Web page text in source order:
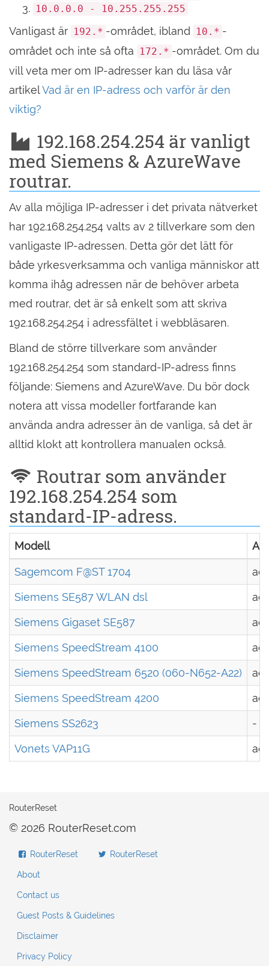
10.0.0.0 - 10.255.255.255
Vanligast är 192.* -området, ibland 10.* -
området och inte så ofta
172.* -området. Om du
vill veta mer om IP-adresser kan du läsa vår
artikelVad är en IP-adress och varför är den
viktig?
192.168.254.254 är vanligt
med Siemens & AzureWave
routrar.
Av alla möjliga IP-adresser i det privata nätverket
har 192.168.254.254 valts av 2 tillverkare som den
vanligaste IP-adressen. Detta gör det lätt för
både yrkesverksamma och vanliga människor att
komma ihåg adressen när de behöver arbeta
med routrar, det är så enkelt som att skriva
192.168.254.254 i adressfältet i webbläsaren.
Bland de större tillverkare som använder
192.168.254.254 som standard-IP-adress finns
följande: Siemens and AzureWave. Du bör dock
notera att vissa modeller fortfarande kan
använda andra adresser än de vanliga, så det är
alltid klokt att kontrollera manualen också.
Routrar som använder
192.168.254.254 som
standard-IP-adress.
Modell
Sagemcom F@ST 1704
Siemens SE587 WLAN dsl
Siemens Gigaset SE587
Siemens SpeedStream 4100
Siemens SpeedStream 6520 (060-N652-A22)
Siemens SpeedStream 4200
Siemens SS2623
-
Vonets VAP11G
RouterReset
© 2026 RouterReset.com
RouterReset RouterReset
About
Contact us
Guest Posts & Guidelines
Disclaimer
Privacy Policy